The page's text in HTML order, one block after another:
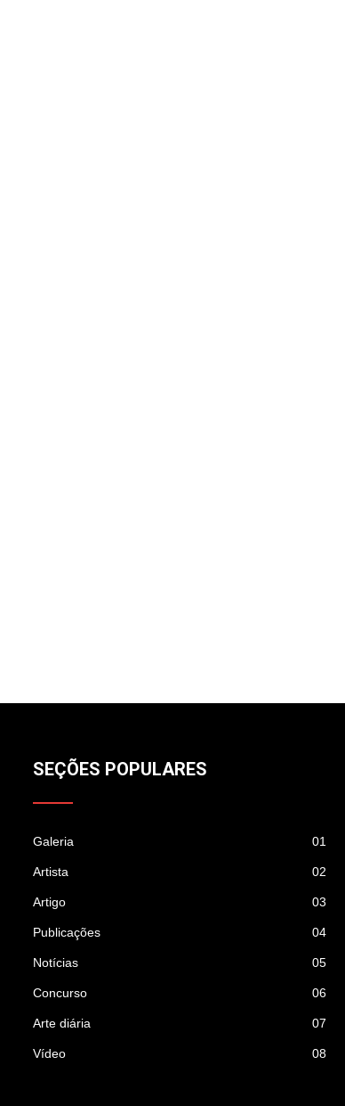
SEÇÕES POPULARES
Galeria 01
Artista 02
Artigo 03
Publicações 04
Notícias 05
Concurso 06
Arte diária 07
Vídeo 08